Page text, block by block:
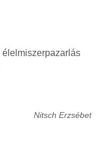
Nitsch Erzsébet